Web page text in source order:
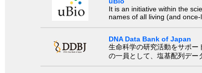
It is an initiative within the
names of all living (and
DNA Data Bank of Japan
生命科学の研究活動をサポ
の一員として、塩基配列デー